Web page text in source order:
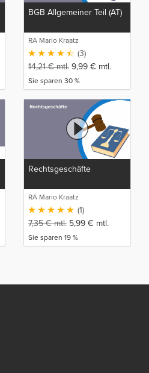
BGB Allgemeiner Teil (AT)
RA Mario Kraatz
(3)
14,21€mtl. 9,99 € mtl.
Sie sparen 30 %
Rechtsgeschäfte
RA Mario Kraatz
(1)
7,35€mtl. 5,99 € mtl.
Sie sparen 19 %